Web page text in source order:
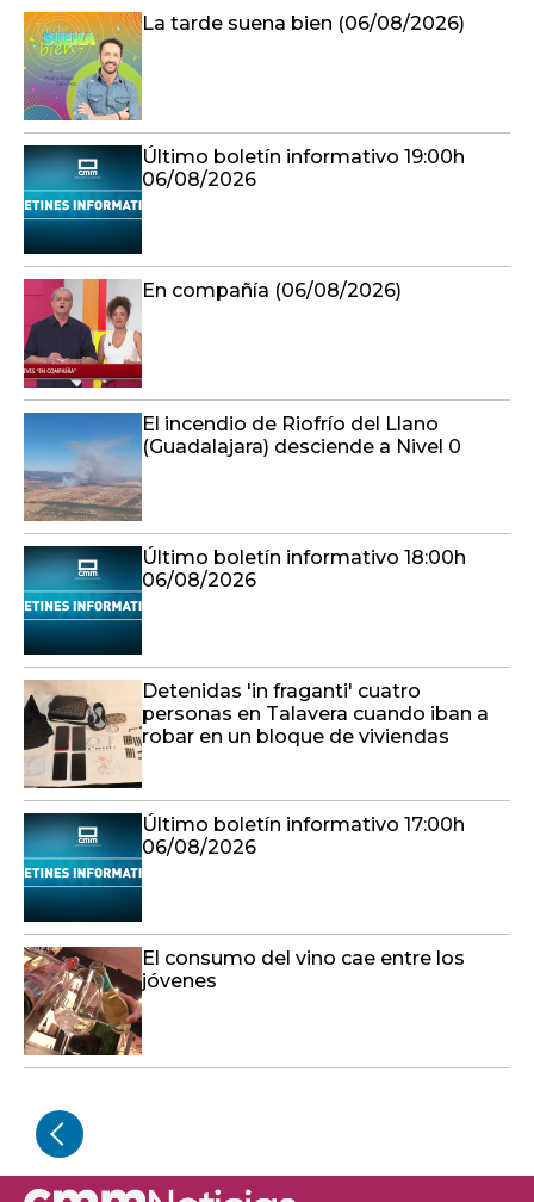
La tarde suena bien (06/08/2026)
Último boletín informativo 19:00h
06/08/2026
En compañía (06/08/2026)
El incendio de Riofrío del Llano
(Guadalajara) desciende a Nivel 0
Último boletín informativo 18:00h
06/08/2026
Detenidas 'in fraganti' cuatro
personas en Talavera cuando iban a
robar en un bloque de viviendas
Último boletín informativo 17:00h
06/08/2026
El consumo del vino cae entre los
jóvenes